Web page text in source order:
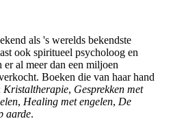
als 's werelds bekendste
ook spiritueel psycholoog en
al meer dan een miljoen
Boeken die van haar hand
Kristaltherapie, Gesprekken met
, Healing met engelen, De
aarde.